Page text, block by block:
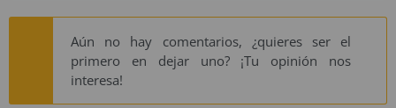
Aún no hay comentarios, ¿quieres ser el
primero en dejar uno? ¡Tu opinión nos
interesa!